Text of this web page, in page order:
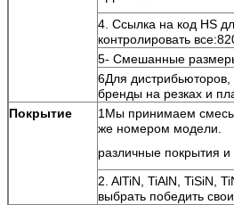
4. Ссылка на код HS
контролировать
5- Смешанные
6Для
бренды на резках и
Покрытие
1Мы принимаем
же номером модели.
различные покрытия и
2. AlTiN, TiAlN, TiSiN,
выбрать победить